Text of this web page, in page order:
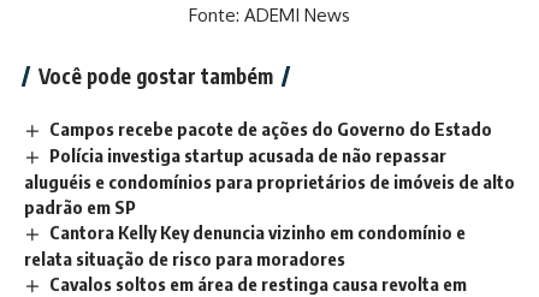
Fonte: ADEMI News
Você pode gostar também
Campos recebe pacote de ações do Governo do Estado
Polícia investiga startup acusada de não repassar
aluguéis e condomínios para proprietários de imóveis de alto
padrão em SP
Cantora Kelly Key denuncia vizinho em condomínio e
relata situação de risco para moradores
Cavalos soltos em área de restinga causa revolta em